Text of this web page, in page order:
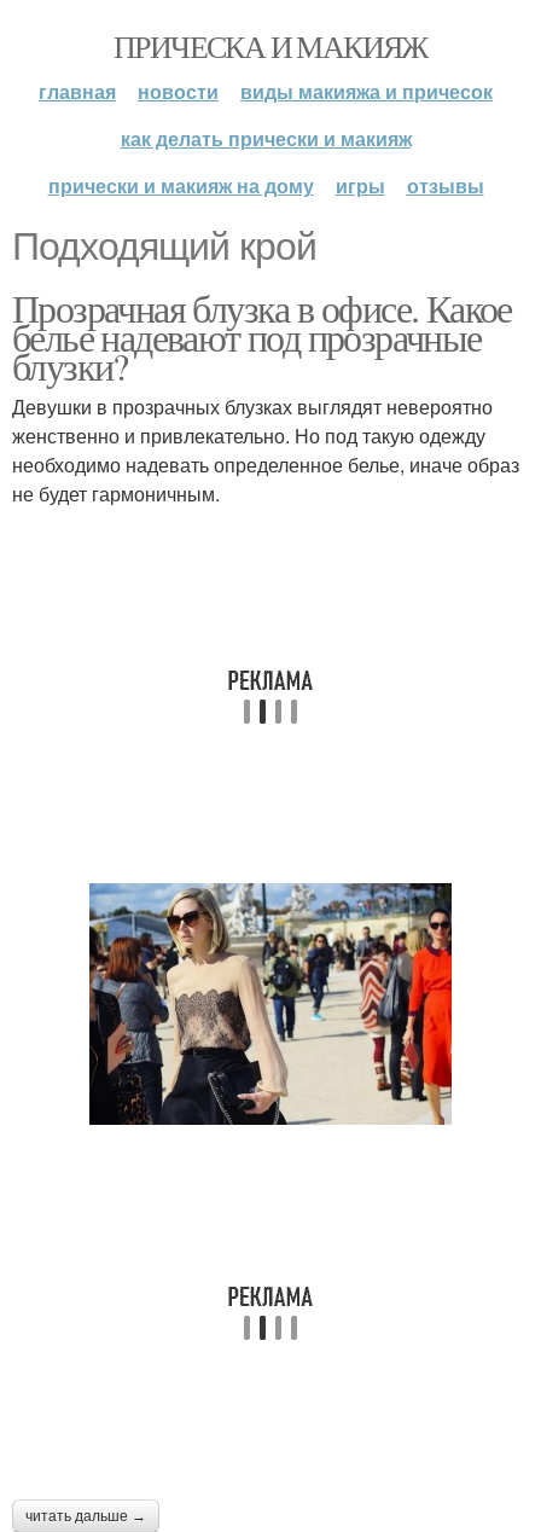
ПРИЧЕСКА И МАКИЯЖ
главная новости
виды макияжа и причесок
как делать прически и макияж
прически и макияж на дому
игры отзывы
Подходящий крой
Прозрачная блузка в офисе. Какое
белье надевают под прозрачные
блузки?
Девушки в прозрачных блузках выглядят невероятно
женственно и привлекательно. Но под такую одежду
необходимо надевать определенное белье, иначе образ
не будет гармоничным.
читать дальше →